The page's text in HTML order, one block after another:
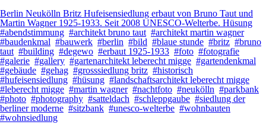
Berlin Neukölln Britz Hufeisensiedlung erbaut von Bruno Taut und
Martin Wagner 1925-1933. Seit 2008 UNESCO-Welterbe. Hüsung
#abendstimmung #architekt bruno taut #architekt martin wagner
#baudenkmal #bauwerk #berlin #bild #blaue stunde #britz #bruno
taut #building #degewo #erbaut 1925-1933 #foto #fotografie
#galerie #gallery #gartenarchitekt leberecht migge #gartendenkmal
#gebäude #gehag #grosssiedlung britz #historisch
#hufeisensiedlung #hüsung #landschaftsarchitekt leberecht migge
#leberecht migge #martin wagner #nachtfoto #neukölln #parkbank
#photo #photography #satteldach #schleppgaube #siedlung der
berliner moderne #sitzbank #unesco-welterbe #wohnbauten
#wohnsiedlung